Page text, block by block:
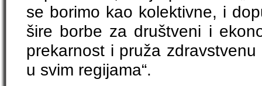
se borimo kao kolektivne, i
šire borbe za društveni i
prekarnost i pruža
u svim regijama“.